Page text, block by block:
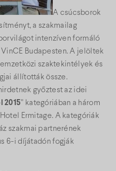
A csúcsborok
a szakmailag
intenzíven formáló
Budapesten. A jelöltek
szaktekintélyek és
állították össze.
győztest az idei
2015” kategóriában a három
Ermitage. A kategóriák
szakmai partnerének
6-i díjátadón fogják